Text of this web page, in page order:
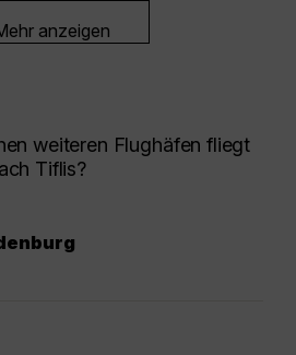
anzeigen
weiteren Flughäfen fliegt
Tiflis?